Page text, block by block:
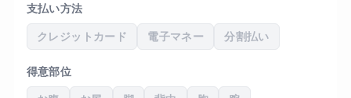
支払い方法
クレジットカード 電子マネー 分割払い
得意部位